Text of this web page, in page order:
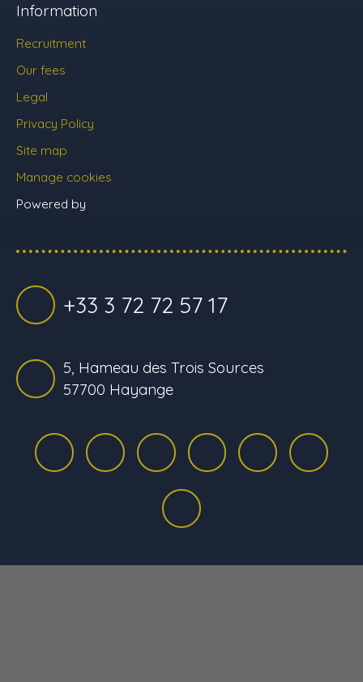
Information
Recruitment
Our fees
Legal
Privacy Policy
Site map
Manage cookies
Powered by
+33 3 72 72 57 17
5, Hameau des Trois Sources
57700 Hayange